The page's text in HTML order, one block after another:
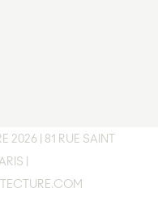
2026 | 81 RUE SAINT
|